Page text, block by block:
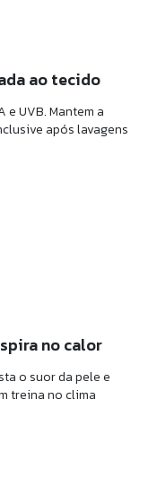
ao tecido
UVB. Mantem a
após lavagens
no calor
o suor da pele e
treina no clima